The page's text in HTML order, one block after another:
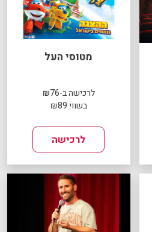
מטוסי העל
לרכישה ב-₪76
בשווי ₪89
לרכישה